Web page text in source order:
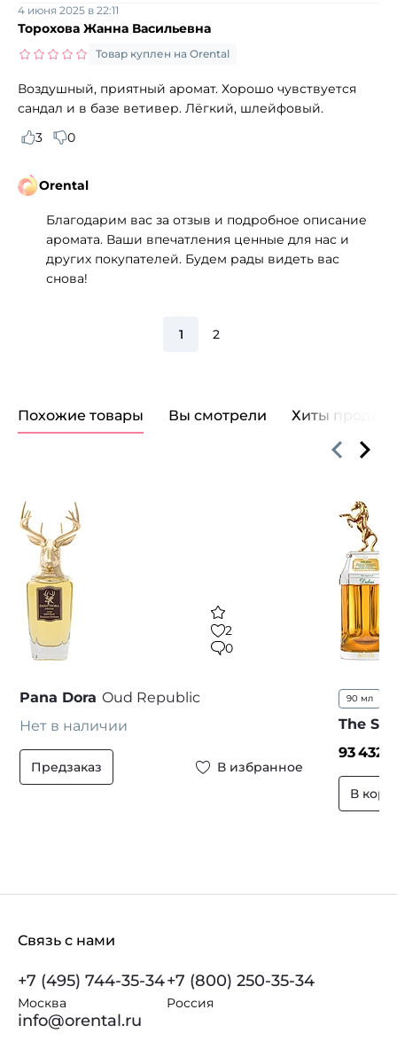
Торохова Жанна Васильевна
4 июня 2025 в 22:11
Товар куплен на Orental
Воздушный, приятный аромат. Хорошо чувствуется
сандал и в базе ветивер. Лёгкий, шлейфовый.
3
0
Orental
Благодарим вас за отзыв и подробное описание
аромата. Ваши впечатления ценные для нас и
других покупателей. Будем рады видеть вас
снова!
1 2
Похожие товары Вы смотрели Хиты продаж
2
0
Pana Dora Oud Republic
Нет в наличии
Предзаказ В избранное
90 мл
The
93 432
В
Связь с нами
+7 (495) 744-35-34
Москва
+7 (800) 250-35-34
Россия
info@orental.ru